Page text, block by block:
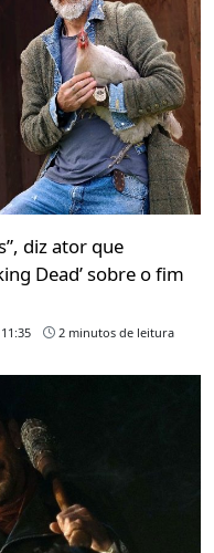
diz ator que
Dead’ sobre o fim
2 minutos de leitura